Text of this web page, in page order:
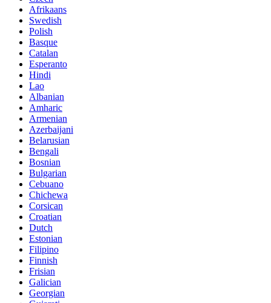
Afrikaans
Swedish
Polish
Basque
Catalan
Esperanto
Hindi
Lao
Albanian
Amharic
Armenian
Azerbaijani
Belarusian
Bengali
Bosnian
Bulgarian
Cebuano
Chichewa
Corsican
Croatian
Dutch
Estonian
Filipino
Finnish
Frisian
Galician
Georgian